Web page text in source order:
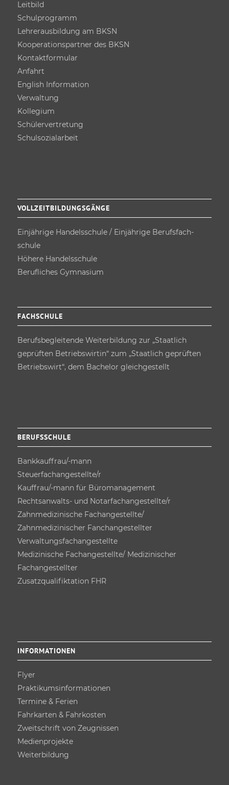
Leitbild
Schulprogramm
Lehrer­ausbildung am BKSN
Kooperations­partner des BKSN
Kontakt­formular
Anfahrt
English Information
Verwaltung
Kollegium
Schüler­vertretung
Schulsozial­arbeit
VOLLZEITBILDUNGSGÄNGE
Einjährige Handels­schule / Einjährige Berufsfach­
schule
Höhere Handels­schule
Berufliches Gymnasium
FACHSCHULE
Berufs­begleitende Weiterbildung zur „Staatlich
geprüften Betriebswirtin“ zum „Staatlich geprüften
Betriebswirt“, dem Bachelor gleichgestellt
BERUFSSCHULE
Bankkauffrau/-mann
Steuerfach­angestellte/r
Kauffrau/-mann für Büro­management
Rechtsanwalts- und Notarfach­angestellte/r
Zahnmedizinische Fachangestellte/
Zahnmedizinischer Fanchangestellter
Verwaltungsfach­angestellte
Medizinische Fachangestellte/ Medizinischer
Fachangestellter
Zusatz­qualifiktation FHR
INFORMATIONEN
Flyer
Praktikums­informationen
Termine & Ferien
Fahrkarten & Fahrkosten
Zweitschrift von Zeugnissen
Medienprojekte
Weiterbildung